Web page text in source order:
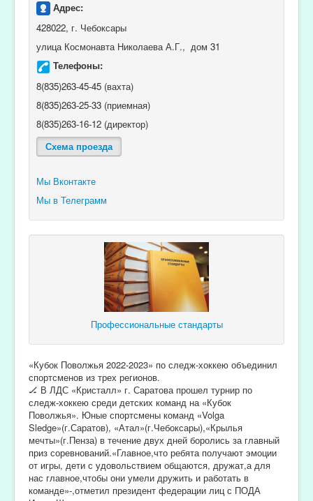
Адрес:
428022, г. Чебоксары
улица Космонавта Николаева А.Г., дом 31
Телефоны:
8(835)263-45-45 (вахта)
8(835)263-25-33 (приемная)
8(835)263-16-12 (директор)
Схема проезда
Мы Вконтакте
Мы в Телеграмм
Профессиональные стандарты
«Кубок Поволжья 2022-2023» по следж-хоккею объединил
спортсменов из трех регионов.
🏒 В ЛДС «Кристалл» г. Саратова прошел турнир по
следж-хоккею среди детских команд на «Кубок
Поволжья». Юные спортсмены команд «Volga
Sledge»(г.Саратов), «Атал»(г.Чебоксары),«Крылья
мечты»(г.Пенза) в течение двух дней боролись за главный
приз соревнований.«Главное,что ребята получают эмоции
от игры, дети с удовольствием общаются, дружат,а для
нас главное,чтобы они умели дружить и работать в
команде»-,отметил президент федерации лиц с ПОДА